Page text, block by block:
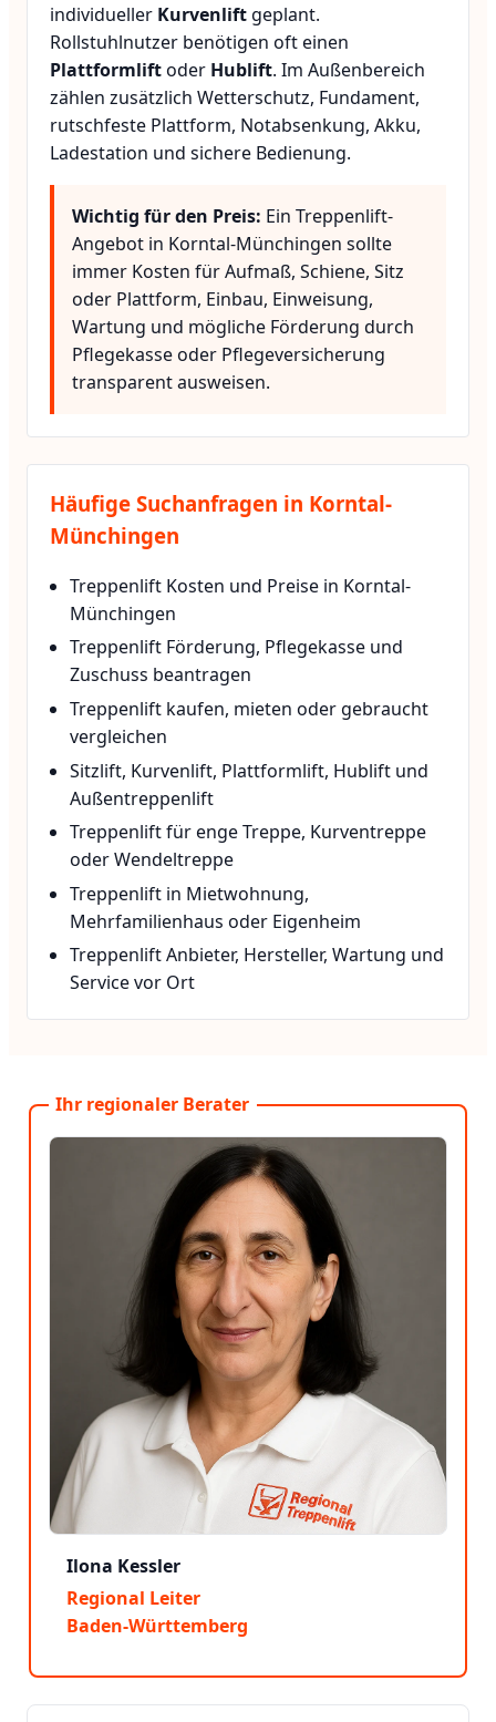
individueller Kurvenlift geplant.
Rollstuhlnutzer benötigen oft einen
Plattformliftoder Hublift. Im Außenbereich
zählen zusätzlich Wetterschutz, Fundament,
rutschfeste Plattform, Notabsenkung, Akku,
Ladestation und sichere Bedienung.
Wichtig für den Preis: Ein Treppenlift-
Angebot in Korntal-Münchingen sollte
immer Kosten für Aufmaß, Schiene, Sitz
oder Plattform, Einbau, Einweisung,
Wartung und mögliche Förderung durch
Pflegekasse oder Pflegeversicherung
transparent ausweisen.
Häufige Suchanfragen in Korntal-
Münchingen
Treppenlift Kosten und Preise in Korntal-
Münchingen
Treppenlift Förderung, Pflegekasse und
Zuschuss beantragen
Treppenlift kaufen, mieten oder gebraucht
vergleichen
Sitzlift, Kurvenlift, Plattformlift, Hublift und
Außentreppenlift
Treppenlift für enge Treppe, Kurventreppe
oder Wendeltreppe
Treppenlift in Mietwohnung,
Mehrfamilienhaus oder Eigenheim
Treppenlift Anbieter, Hersteller, Wartung und
Service vor Ort
Ihr regionaler Berater
Ilona Kessler
Regional Leiter
Baden-Württemberg